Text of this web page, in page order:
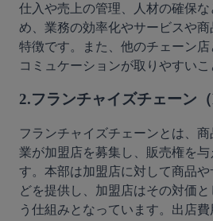
仕入や売上の管理、人材の確保
め、業務の効率化やサービスや
特徴です。また、他のチェーン
コミュケーションが取りやすい
2.フランチャイズチェーン（
フランチャイズチェーンとは、
業が加盟店を募集し、販売権を
す。本部は加盟店に対して商品
どを提供し、加盟店はその対価
う仕組みとなっています。出店